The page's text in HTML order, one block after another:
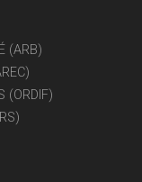
(ARB)
(ORDIF)